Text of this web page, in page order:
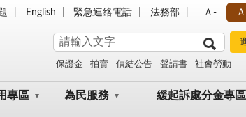
English 緊急連絡電話 法務部 Ａ- Ａ
保證金 拍賣 偵結公告 聲請書 社會勞動
專區 為民服務 緩起訴處分金專區